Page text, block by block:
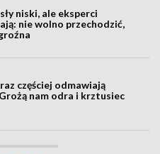
niski, ale eksperci
nie wolno przechodzić,
częściej odmawiają
nam odra i krztusiec